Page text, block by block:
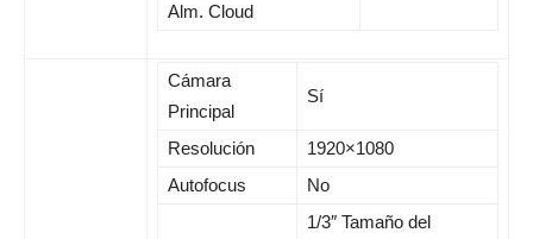
Alm. Cloud
Cámara
Principal
Sí
Resolución
1920×1080
Autofocus
No
1/3″ Tamaño del